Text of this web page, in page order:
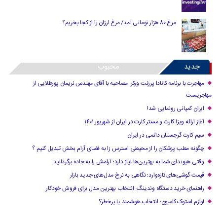
مرغ ۸۰ هزار تومانی آمد/ مرغ ارزان را از کجا بخریم؟
جدید محبوب
مهاجرت با برنامه کانادا پرزنت ورکر: مصاحبه با آقای مهندس نریمان پورطلایی از
مهاجریست
ایران کمپانی رونمایی شد!
آغاز ارائه ویزا کارت و مستر کارت در ایران از شهریور ۱۴۰۱
سیم کارت گرجستان دائمی در ایران
چگونه مطب پزشکان را از محیطی استرس زا به فضای آرام بخش تبدیل کنیم ؟
وقتی هیوندای شما به بهترین‌ها نیاز دارد؛ آرامش را به جاده برگردانید
قیمت گوشی‌های تازه‌وارد؛ نگاهی به نرخ مدل‌های جدید بازار
راهنمای خرید دستگاه وندینگ: انتخاب بهترین مدل برای فروش خودکار
لوازم استوک کامیون؛ انتخاب هوشمند یا پرخطر؟